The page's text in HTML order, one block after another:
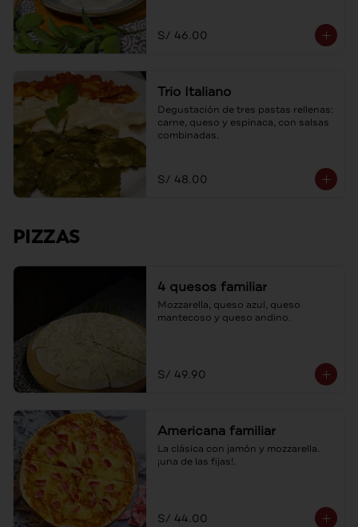
S/ 46.00
Trio Italiano
Degustación de tres pastas rellenas:
carne, queso y espinaca, con salsas
combinadas.
S/ 48.00
PIZZAS
4 quesos familiar
Mozzarella, queso azul, queso
mantecoso y queso andino.
S/ 49.90
Americana familiar
La clásica con jamón y mozzarella.
¡una de las fijas!.
S/ 44.00